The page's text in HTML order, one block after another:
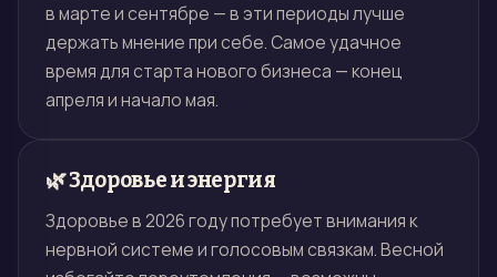
в марте и сентябре — в эти периоды лучше
держать мнение при себе. Самое удачное
время для старта нового бизнеса — конец
апреля и начало мая.
🌿 Здоровье и энергия
Здоровье в 2026 году потребует внимания к
нервной системе и голосовым связкам. Весной